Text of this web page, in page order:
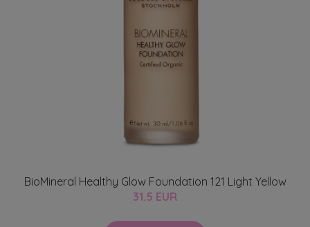
BioMineral Healthy Glow Foundation 121 Light Yellow
31.5 EUR